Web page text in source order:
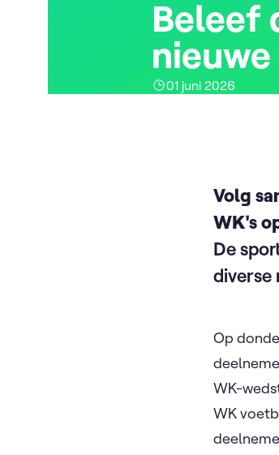
Beleef
01 juni 2026
Volg
WK's
De
diverse
Op
WK-
WK